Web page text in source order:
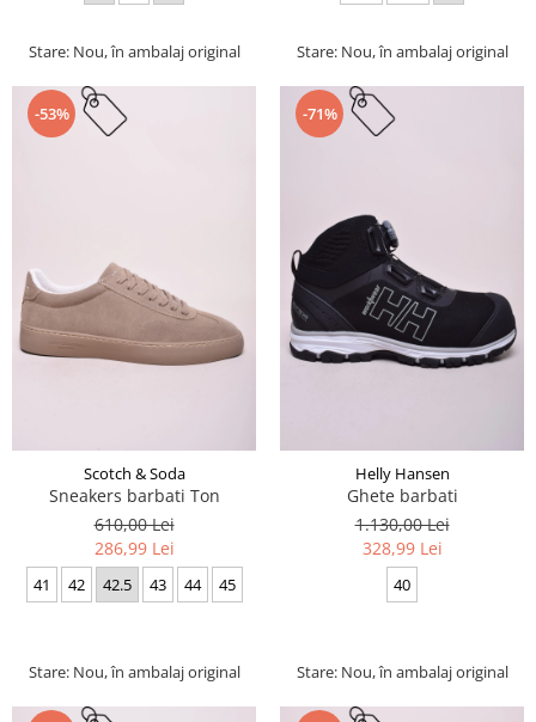
Stare: Nou, în ambalaj original Stare: Nou, în ambalaj original
-53%
Scotch & Soda
Sneakers barbati Ton
610,00 Lei
286,99 Lei
41 42 42.5 43 44 45
Stare: Nou, în ambalaj original
-71%
Helly Hansen
Ghete barbati
1.130,00 Lei
328,99 Lei
40
Stare: Nou, în ambalaj original